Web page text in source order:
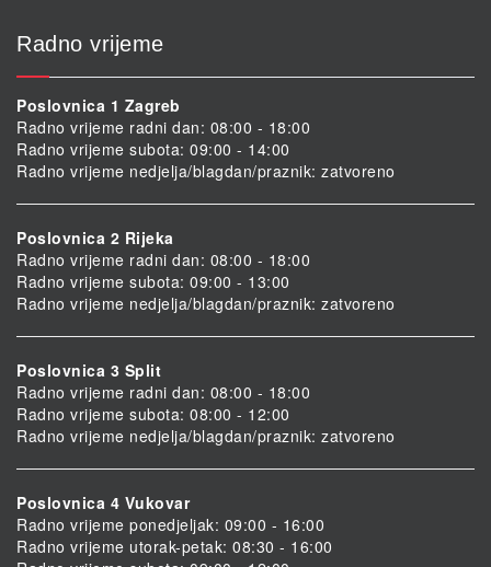
Radno vrijeme
Poslovnica 1 Zagreb
Radno vrijeme radni dan: 08:00 - 18:00
Radno vrijeme subota: 09:00 - 14:00
Radno vrijeme nedjelja/blagdan/praznik: zatvoreno
Poslovnica 2 Rijeka
Radno vrijeme radni dan: 08:00 - 18:00
Radno vrijeme subota: 09:00 - 13:00
Radno vrijeme nedjelja/blagdan/praznik: zatvoreno
Poslovnica 3 Split
Radno vrijeme radni dan: 08:00 - 18:00
Radno vrijeme subota: 08:00 - 12:00
Radno vrijeme nedjelja/blagdan/praznik: zatvoreno
Poslovnica 4 Vukovar
Radno vrijeme ponedjeljak: 09:00 - 16:00
Radno vrijeme utorak-petak: 08:30 - 16:00